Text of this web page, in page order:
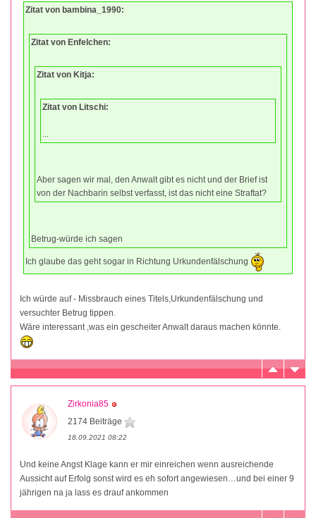
Zitat von bambina_1990:
Zitat von Enfelchen:
Zitat von Kitja:
Zitat von Litschi:
...
Aber sagen wir mal, den Anwalt gibt es nicht und der Brief ist
von der Nachbarin selbst verfasst, ist das nicht eine Straftat?
Betrug-würde ich sagen
Ich glaube das geht sogar in Richtung Urkundenfälschung
Ich würde auf - Missbrauch eines Titels,Urkundenfälschung und
versuchter Betrug tippen.
Wäre interessant ,was ein gescheiter Anwalt daraus machen könnte.
Zirkonia85
2174 Beiträge
18.09.2021 08:22
Und keine Angst Klage kann er mir einreichen wenn ausreichende
Aussicht auf Erfolg sonst wird es eh sofort angewiesen…und bei einer 9
jährigen na ja lass es drauf ankommen